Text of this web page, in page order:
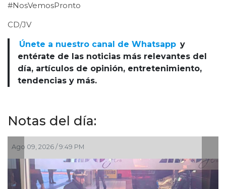
#NosVemosPronto
CD/JV
Únete a nuestro canal de Whatsapp y
entérate de las noticias más relevantes del
día, artículos de opinión, entretenimiento,
tendencias y más.
Notas del día:
/ 9:49 PM